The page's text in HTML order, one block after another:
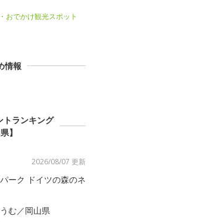
おでかけ観光スポット
情報
トランキング
】
2026/08/07 更新
ーク ドイツの森のネ
む／岡山県